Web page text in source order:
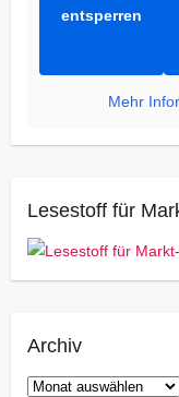
entsperren
Mehr
Lesestoff für
Archiv
Archiv